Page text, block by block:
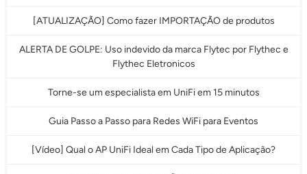
[ATUALIZAÇÃO] Como fazer IMPORTAÇÃO de produtos
ALERTA DE GOLPE: Uso indevido da marca Flytec por Flythec e
Flythec Eletronicos
Torne-se um especialista em UniFi em 15 minutos
Guia Passo a Passo para Redes WiFi para Eventos
[Vídeo] Qual o AP UniFi Ideal em Cada Tipo de Aplicação?